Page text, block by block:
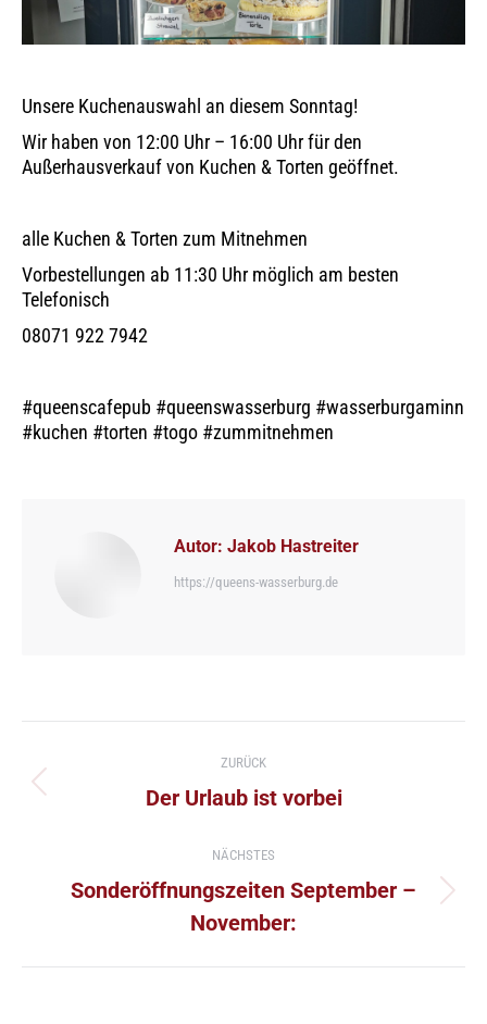
Unsere Kuchenauswahl an diesem Sonntag!
Wir haben von 12:00 Uhr – 16:00 Uhr für den
Außerhausverkauf von Kuchen & Torten geöffnet.
alle Kuchen & Torten zum Mitnehmen
Vorbestellungen ab 11:30 Uhr möglich am besten
Telefonisch
08071 922 7942
#queenscafepub #queenswasserburg #wasserburgaminn
#kuchen #torten #togo #zummitnehmen
Autor: Jakob Hastreiter
https://queens-wasserburg.de
ZURÜCK
Vorheriger
Der Urlaub ist vorbei
NÄCHSTES
Nächster
Beitrag:
Sonderöffnungszeiten September –
November: